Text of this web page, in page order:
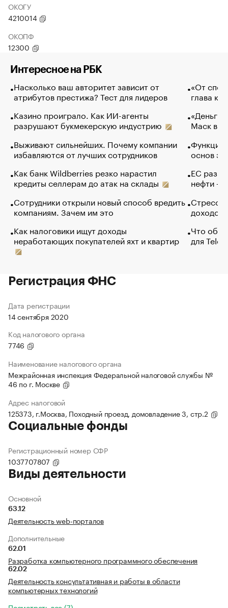
ОКОГУ
4210014
ОКОПФ
12300
Интересное на РБК
Насколько ваш авторитет зависит от
атрибутов престижа? Тест для лидеров
Казино проиграло. Как ИИ-агенты
разрушают букмекерскую индустрию
Выживают сильнейших. Почему компании
избавляются от лучших сотрудников
Как банк Wildberries резко нарастил
кредиты селлерам до атак на склады
Сотрудники открыли новый способ вредить
компаниям. Зачем им это
Как налоговики ищут доходы
неработающих покупателей яхт и квартир
«От
глава
«Деньги
Маск в
Функции
основ
ЕС
нефти —
Стресс
доходов
Что
для
Регистрация ФНС
Дата регистрации
14 сентября 2020
Код налогового органа
7746
Наименование налогового органа
Межрайонная инспекция Федеральной налоговой службы №
46 по г. Москве
Адрес налоговой
125373, г.Москва, Походный проезд, домовладение 3, стр.2
Социальные фонды
Регистрационный номер СФР
1037707807
Виды деятельности
Основной
63.12
Деятельность web-порталов
Дополнительные
62.01
Разработка компьютерного программного обеспечения
62.02
Деятельность консультативная и работы в области
компьютерных технологий